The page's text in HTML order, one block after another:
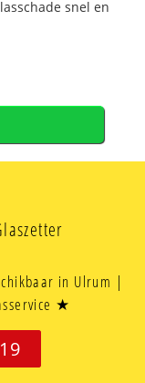
snel en
in Ulrum |
★